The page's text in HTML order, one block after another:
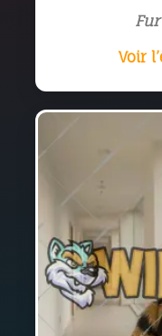
Voir